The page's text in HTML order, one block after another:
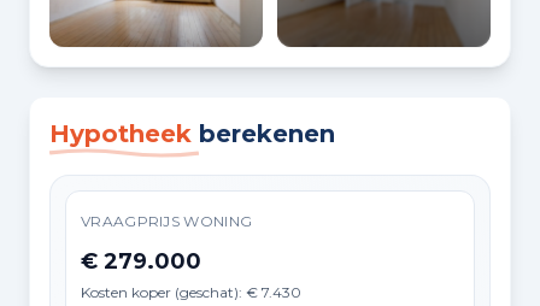
Hypotheek berekenen
VRAAGPRIJS WONING
€ 279.000
Kosten koper (geschat): € 7.430